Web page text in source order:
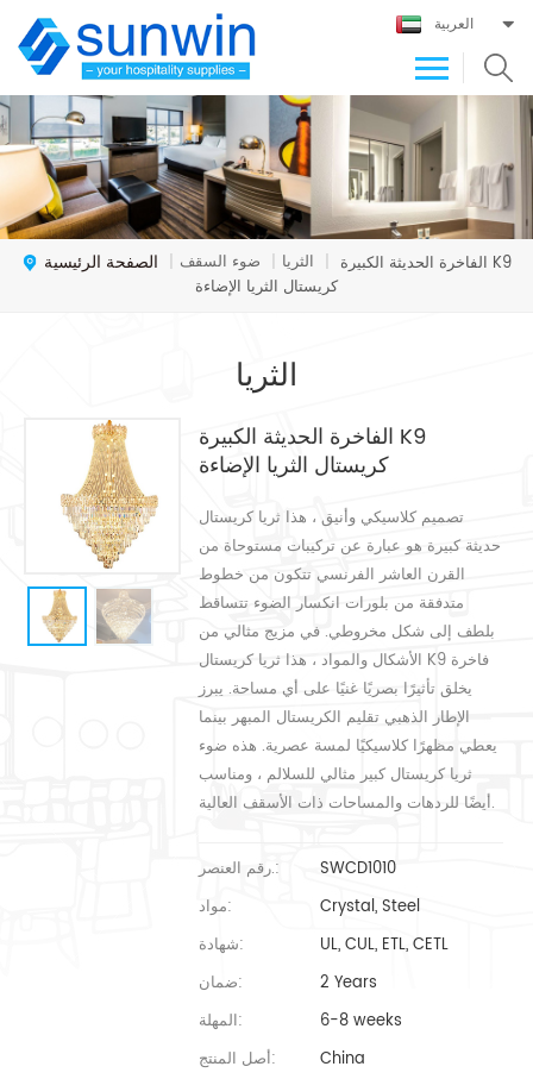
العربية
الصفحة الرئيسية | ضوء السقف | الثريا |
كريستال الثريا الإضاءة
الثريا
الفاخرة الحديثة الكبيرة K9
كريستال الثريا الإضاءة
تصميم كلاسيكي وأنيق ، هذا ثريا كريستال
حديثة كبيرة هو عبارة عن تركيبات مستوحاة من
القرن العاشر الفرنسي تتكون من خطوط
متدفقة من بلورات انكسار الضوء تتساقط
بلطف إلى شكل مخروطي. في مزيج مثالي من
الأشكال والمواد ، هذا ثريا كريستال K9 فاخرة
يخلق تأثيرًا بصريًا غنيًا على أي مساحة. يبرز
الإطار الذهبي تقليم الكريستال المبهر بينما
يعطي مظهرًا كلاسيكيًا لمسة عصرية. هذه ضوء
ثريا كريستال كبير مثالي للسلالم ، ومناسب
أيضًا للردهات والمساحات ذات الأسقف العالية.
رقم العنصر.:
SWCD1010
مواد:
Crystal, Steel
شهادة:
UL, CUL, ETL, CETL
ضمان:
2 Years
المهلة:
6-8 weeks
أصل المنتج:
China